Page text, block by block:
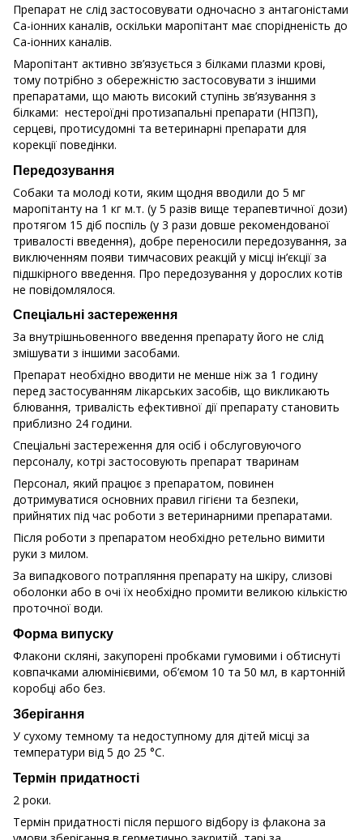
Препарат не слід застосовувати одночасно з антагоністами
Ca-іонних каналів, оскільки маропітант має спорідненість до
Ca-іонних каналів.
Маропітант активно зв’язується з білками плазми крові,
тому потрібно з обережністю застосовувати з іншими
препаратами, що мають високий ступінь зв’язування з
білками: нестероїдні протизапальні препарати (НПЗП),
серцеві, протисудомні та ветеринарні препарати для
корекції поведінки.
Передозування
Собаки та молоді коти, яким щодня вводили до 5 мг
маропітанту на 1 кг м.т. (у 5 разів вище терапевтичної дози)
протягом 15 діб поспіль (у 3 рази довше рекомендованої
тривалості введення), добре переносили передозування, за
виключенням появи тимчасових реакцій у місці ін’єкції за
підшкірного введення. Про передозування у дорослих котів
не повідомлялося.
Спеціальні застереження
За внутрішньовенного введення препарату його не слід
змішувати з іншими засобами.
Препарат необхідно вводити не менше ніж за 1 годину
перед застосуванням лікарських засобів, що викликають
блювання, тривалість ефективної дії препарату становить
приблизно 24 години.
Спеціальні застереження для осіб і обслуговуючого
персоналу, котрі застосовують препарат тваринам
Персонал, який працює з препаратом, повинен
дотримуватися основних правил гігієни та безпеки,
прийнятих під час роботи з ветеринарними препаратами.
Після роботи з препаратом необхідно ретельно вимити
руки з милом.
За випадкового потрапляння препарату на шкіру, слизові
оболонки або в очі їх необхідно промити великою кількістю
проточної води.
Форма випуску
Флакони скляні, закупорені пробками гумовими і обтиснуті
ковпачками алюмінієвими, об’ємом 10 та 50 мл, в картонній
коробці або без.
Зберігання
У сухому темному та недоступному для дітей місці за
температури від 5 до 25 °С.
Термін придатності
2 роки.
Термін придатності після першого відбору із флакона за